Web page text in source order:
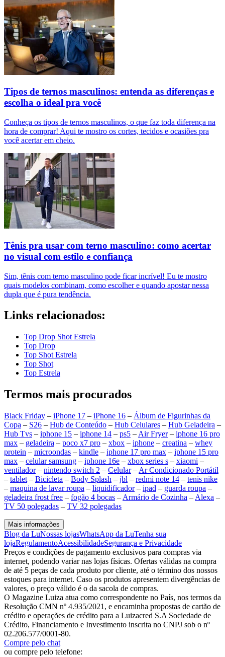
Tipos de ternos masculinos: entenda as diferenças e
escolha o ideal pra você
Conheça os tipos de ternos masculinos, o que faz toda diferença na
hora de comprar! Aqui te mostro os cortes, tecidos e ocasiões pra
você acertar em cheio.
Tênis pra usar com terno masculino: como acertar
no visual com estilo e confiança
Sim, tênis com terno masculino pode ficar incrível! Eu te mostro
quais modelos combinam, como escolher e quando apostar nessa
dupla que é pura tendência.
Links relacionados:
Top Drop Shot Estrela
Top Drop
Top Shot Estrela
Top Shot
Top Estrela
Termos mais procurados
Black Friday – iPhone 17 – iPhone 16 – Álbum de Figurinhas da
Copa – S26 – Hub de Conteúdo – Hub Celulares – Hub Geladeira –
Hub Tvs – iphone 15 – iphone 14 – ps5 – Air Fryer– iphone 16 pro
max – geladeira – poco x7 pro – xbox – iphone – creatina – whey
protein – microondas – kindle – iphone 17 pro max – iphone 15 pro
max – celular samsung – iphone 16e – xbox series s – xiaomi –
ventilador– nintendo switch 2 – Celular– Ar Condicionado Portátil
– tablet – Bicicleta – Body Splash – jbl – redmi note 14 – tenis nike
– maquina de lavar roupa – liquidificador– ipad – guarda roupa –
geladeira frost free – fogão 4 bocas – Armário de Cozinha – Alexa –
TV 50 polegadas – TV 32 polegadas
Mais informações
Blog da LuNossas lojasWhatsApp da LuTenha sua
lojaRegulamentoAcessibilidadeSegurança e Privacidade
Preços e condições de pagamento exclusivos para compras via
internet, podendo variar nas lojas físicas. Ofertas válidas na compra
de até 5 peças de cada produto por cliente, até o término dos nossos
estoques para internet. Caso os produtos apresentem divergências de
valores, o preço válido é o da sacola de compras.
O Magazine Luiza atua como correspondente no País, nos termos da
Resolução CMN nº 4.935/2021, e encaminha propostas de cartão de
crédito e operações de crédito para a Luizacred S.A Sociedade de
Crédito, Financiamento e Investimento inscrita no CNPJ sob o nº
02.206.577/0001-80.
Compre pelo chat
ou compre pelo telefone: